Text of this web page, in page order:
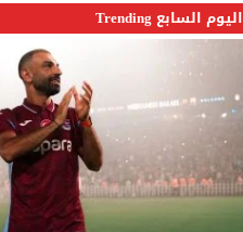
اليوم السابع Trending